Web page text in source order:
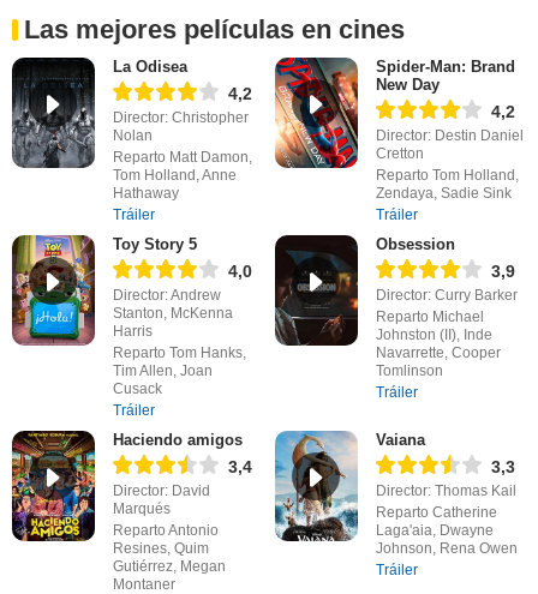
Las mejores películas en cines
La Odisea
4,2
Director: Christopher
Nolan
Reparto Matt Damon,
Tom Holland, Anne
Hathaway
Tráiler
Spider-Man: Brand
New Day
4,2
Director: Destin Daniel
Cretton
Reparto Tom Holland,
Zendaya, Sadie Sink
Tráiler
Toy Story 5
4,0
Director: Andrew
Stanton, McKenna
Harris
Reparto Tom Hanks,
Tim Allen, Joan
Cusack
Tráiler
Obsession
3,9
Director: Curry Barker
Reparto Michael
Johnston (II), Inde
Navarrette, Cooper
Tomlinson
Tráiler
Haciendo amigos
3,4
Director: David
Marqués
Reparto Antonio
Resines, Quim
Gutiérrez, Megan
Montaner
Vaiana
3,3
Director: Thomas Kail
Reparto Catherine
Laga'aia, Dwayne
Johnson, Rena Owen
Tráiler